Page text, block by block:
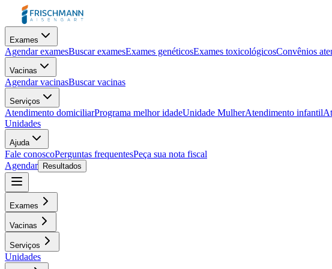
Exames
Agendar examesBuscar examesExames genéticosExames toxicológicosConvênios
Vacinas
Agendar vacinasBuscar vacinas
Serviços
Atendimento domiciliarPrograma melhor idadeUnidade MulherAtendimento infantil
Unidades
Ajuda
Fale conoscoPerguntas frequentesPeça sua nota fiscal
Agendar
Resultados
Exames
Vacinas
Serviços
Unidades